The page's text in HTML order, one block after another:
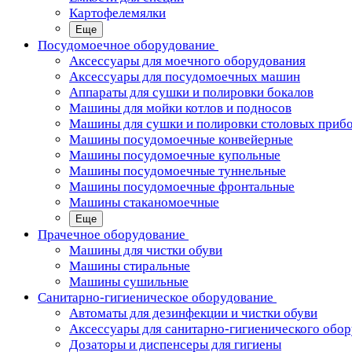
Картофелемялки
Еще
Посудомоечное оборудование
Аксессуары для моечного оборудования
Аксессуары для посудомоечных машин
Аппараты для сушки и полировки бокалов
Машины для мойки котлов и подносов
Машины для сушки и полировки столовых
Машины посудомоечные конвейерные
Машины посудомоечные купольные
Машины посудомоечные туннельные
Машины посудомоечные фронтальные
Машины стаканомоечные
Еще
Прачечное оборудование
Машины для чистки обуви
Машины стиральные
Машины сушильные
Санитарно-гигиеническое оборудование
Автоматы для дезинфекции и чистки обуви
Аксессуары для санитарно-гигиенического
Дозаторы и диспенсеры для гигиены